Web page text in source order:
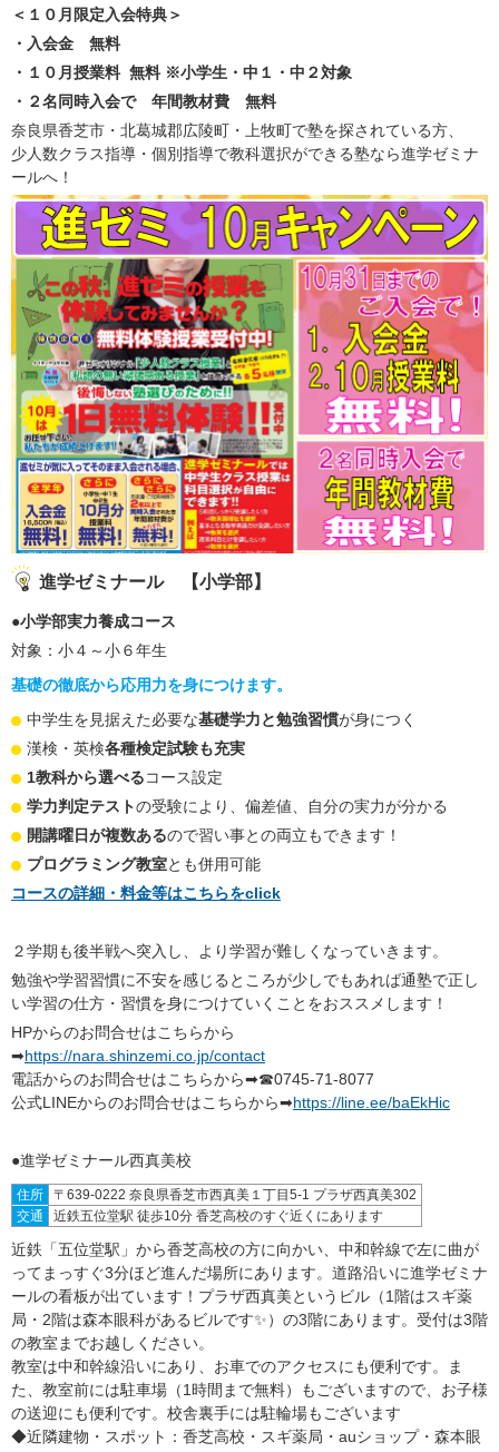
＜１０月限定入会特典＞
・入会金 無料
・１０月授業料 無料 ※小学生・中１・中２対象
・２名同時入会で 年間教材費 無料
奈良県香芝市・北葛城郡広陵町・上牧町で塾を探されている方、
少人数クラス指導・個別指導で教科選択ができる塾なら進学ゼミナ
ールへ！
進学ゼミナール 【小学部】
●小学部実力養成コース
対象：小４～小６年生
基礎の徹底から応用力を身につけます。
中学生を見据えた必要な基礎学力と勉強習慣が身につく
漢検・英検各種検定試験も充実
1教科から選べるコース設定
学力判定テストの受験により、偏差値、自分の実力が分かる
開講曜日が複数あるので習い事との両立もできます！
プログラミング教室とも併用可能
コースの詳細・料金等はこちらをclick
２学期も後半戦へ突入し、より学習が難しくなっていきます。
勉強や学習習慣に不安を感じるところが少しでもあれば通塾で正し
い学習の仕方・習慣を身につけていくことをおススメします！
HPからのお問合せはこちらから
➡https://nara.shinzemi.co.jp/contact
電話からのお問合せはこちらから➡☎0745-71-8077
公式LINEからのお問合せはこちらから➡https://line.ee/baEkHic
●進学ゼミナール西真美校
住所
〒639-0222 奈良県香芝市西真美１丁目5-1 プラザ西真美302
交通
近鉄五位堂駅 徒歩10分 香芝高校のすぐ近くにあります
近鉄「五位堂駅」から香芝高校の方に向かい、中和幹線で左に曲が
ってまっすぐ3分ほど進んだ場所にあります。道路沿いに進学ゼミナ
ールの看板が出ています！プラザ西真美というビル（1階はスギ薬
局・2階は森本眼科があるビルです✨）の3階にあります。受付は3階
の教室までお越しください。
教室は中和幹線沿いにあり、お車でのアクセスにも便利です。ま
た、教室前には駐車場（1時間まで無料）もございますので、お子様
の送迎にも便利です。校舎裏手には駐輪場もございます
◆近隣建物・スポット：香芝高校・スギ薬局・auショップ・森本眼